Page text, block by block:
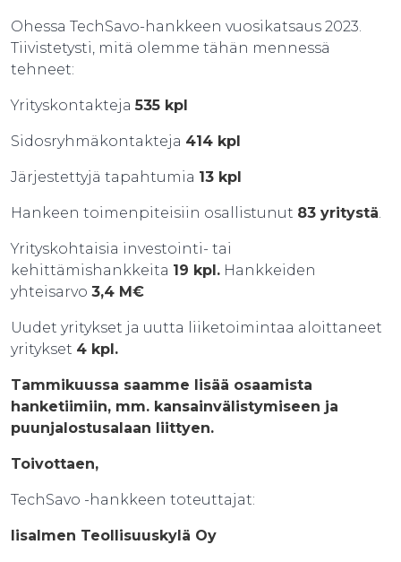
Ohessa TechSavo-hankkeen vuosikatsaus 2023.
Tiivistetysti, mitä olemme tähän mennessä
tehneet:
Yrityskontakteja535 kpl
Sidosryhmäkontakteja 414 kpl
Järjestettyjä tapahtumia 13 kpl
Hankeen toimenpiteisiin osallistunut 83 yritystä.
Yrityskohtaisia investointi- tai
kehittämishankkeita 19 kpl. Hankkeiden
yhteisarvo 3,4 M€
Uudet yritykset ja uutta liiketoimintaa aloittaneet
yritykset 4 kpl.
Tammikuussa saamme lisää osaamista
hanketiimiin, mm. kansainvälistymiseen ja
puunjalostusalaan liittyen.
Toivottaen,
TechSavo -hankkeen toteuttajat:
Iisalmen Teollisuuskylä Oy